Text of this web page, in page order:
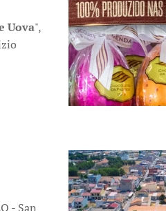
Uova",
- San